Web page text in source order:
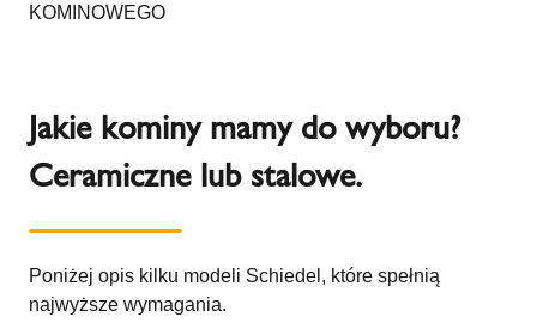
KOMINOWEGO
Jakie kominy mamy do wyboru?
Ceramiczne lub stalowe.
Poniżej opis kilku modeli Schiedel, które spełnią
najwyższe wymagania.